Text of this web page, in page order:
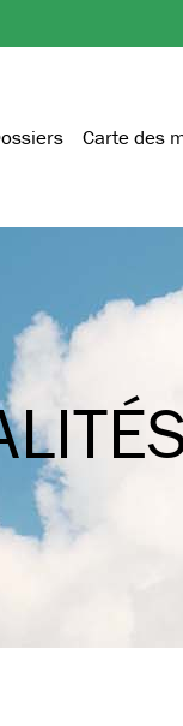
Carte des